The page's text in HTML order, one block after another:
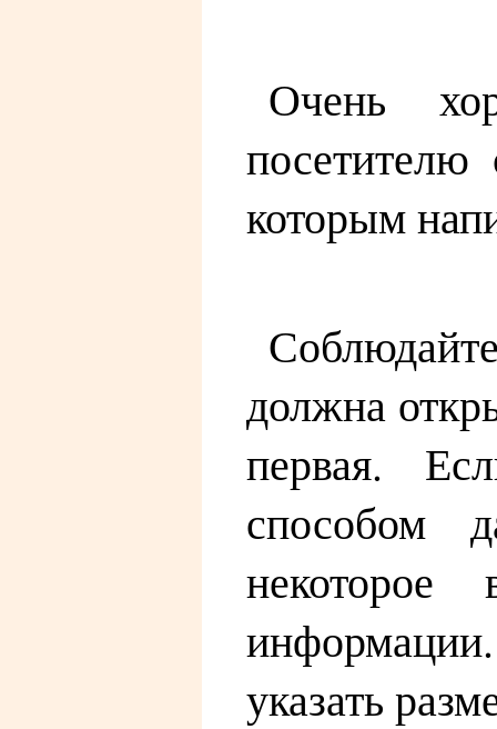
Очень
посетителю
которым
должна
первая.
способом
некоторое
указать